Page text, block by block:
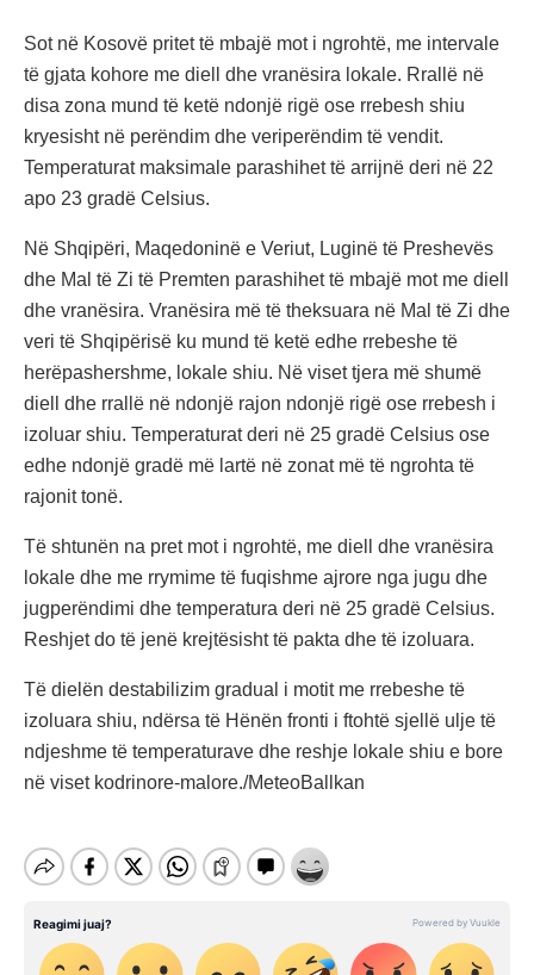
Sot në Kosovë pritet të mbajë mot i ngrohtë, me intervale
të gjata kohore me diell dhe vranësira lokale. Rrallë në
disa zona mund të ketë ndonjë rigë ose rrebesh shiu
kryesisht në perëndim dhe veriperëndim të vendit.
Temperaturat maksimale parashihet të arrijnë deri në 22
apo 23 gradë Celsius.
Në Shqipëri, Maqedoninë e Veriut, Luginë të Preshevës
dhe Mal të Zi të Premten parashihet të mbajë mot me diell
dhe vranësira. Vranësira më të theksuara në Mal të Zi dhe
veri të Shqipërisë ku mund të ketë edhe rrebeshe të
herëpashershme, lokale shiu. Në viset tjera më shumë
diell dhe rrallë në ndonjë rajon ndonjë rigë ose rrebesh i
izoluar shiu. Temperaturat deri në 25 gradë Celsius ose
edhe ndonjë gradë më lartë në zonat më të ngrohta të
rajonit tonë.
Të shtunën na pret mot i ngrohtë, me diell dhe vranësira
lokale dhe me rrymime të fuqishme ajrore nga jugu dhe
jugperëndimi dhe temperatura deri në 25 gradë Celsius.
Reshjet do të jenë krejtësisht të pakta dhe të izoluara.
Të dielën destabilizim gradual i motit me rrebeshe të
izoluara shiu, ndërsa të Hënën fronti i ftohtë sjellë ulje të
ndjeshme të temperaturave dhe reshje lokale shiu e bore
në viset kodrinore-malore./MeteoBallkan